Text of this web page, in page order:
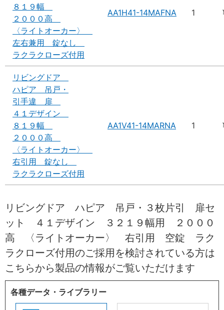
８１９幅
２０００高
〈ライトオーカー〉
左右兼用 錠なし
ラクラクローズ付用
AA1H41-14MAFNA 1
リビングドア
ハピア 吊戸・
引手違 扉
４１デザイン
８１９幅
２０００高
〈ライトオーカー〉
右引用 錠なし
ラクラクローズ付用
AA1V41-14MARNA 1
リビングドア ハピア 吊戸・３枚片引 扉セ
ット ４１デザイン ３２１９幅用 ２０００
高 〈ライトオーカー〉 右引用 空錠 ラク
ラクローズ付用のご採用を検討されている方は
こちらから製品の情報がご覧いただけます
各種データ・ライブラリー